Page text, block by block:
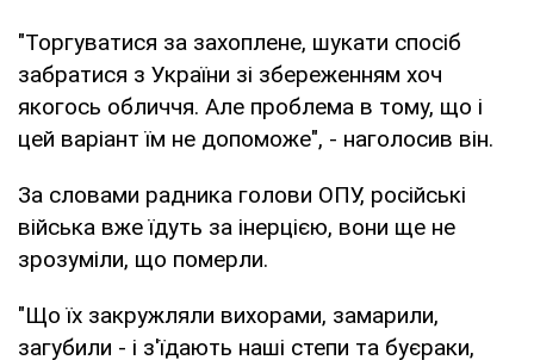
"Торгуватися за захоплене, шукати спосіб
забратися з України зі збереженням хоч
якогось обличчя. Але проблема в тому, що і
цей варіант їм не допоможе", - наголосив він.
За словами радника голови ОПУ, російські
війська вже їдуть за інерцією, вони ще не
зрозуміли, що померли.
"Що їх закружляли вихорами, замарили,
загубили - і з'їдають наші степи та буєраки,